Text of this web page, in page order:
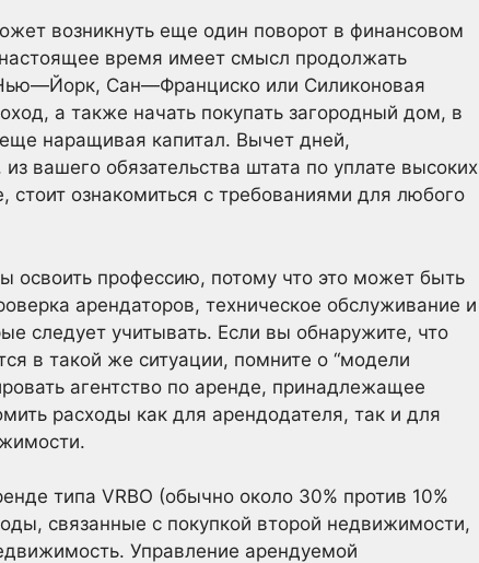
возникнуть еще один поворот в финансовом
время имеет смысл продолжать
Сан—Франциско или Силиконовая
а также начать покупать загородный дом, в
наращивая капитал. Вычет дней,
вашего обязательства штата по уплате высоких
ознакомиться с требованиями для любого
освоить профессию, потому что это может быть
арендаторов, техническое обслуживание и
следует учитывать. Если вы обнаружите, что
в такой же ситуации, помните о “модели
агентство по аренде, принадлежащее
расходы как для арендодателя, так и для
типа VRBO (обычно около 30% против 10%
связанные с покупкой второй недвижимости,
Управление арендуемой